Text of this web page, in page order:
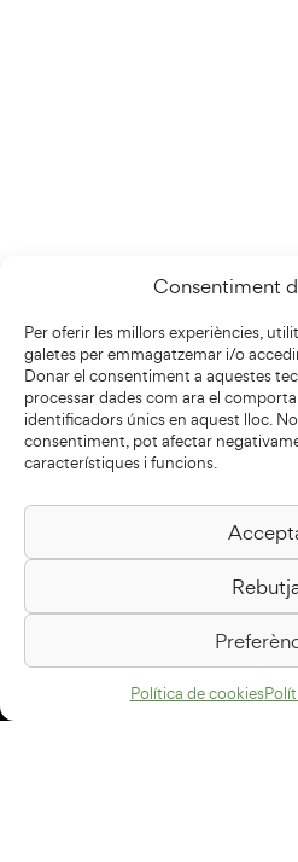
Consentiment
Per oferir les millors experiències,
galetes per emmagatzemar i/o
Donar el consentiment a aquestes
processar dades com ara el
identificadors únics en aquest lloc.
consentiment, pot afectar
característiques i funcions.
Política de cookies
Biblioteca Pilarin
Passeig de la Generalitat, 1
08500 Vic